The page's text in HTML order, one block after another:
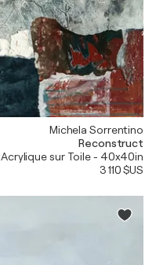
Michela Sorrentino
Reconstruct
Acrylique sur Toile - 40x40in
3 110 $US